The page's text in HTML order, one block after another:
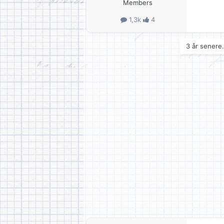
Members
1,3k 4
3 år